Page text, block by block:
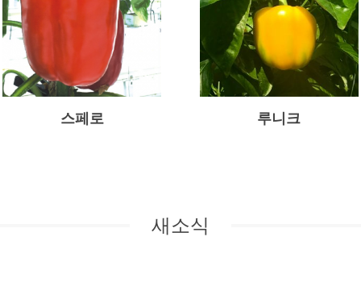
스페로 루니크
새소식